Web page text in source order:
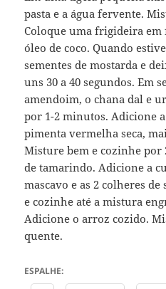
pasta e a água fervente.
Coloque uma frigideira
óleo de coco. Quando
sementes de mostarda e
uns 30 a 40 segundos. Em
amendoim, o chana dal e
por 1-2 minutos. Adicione
pimenta vermelha seca,
Misture bem e cozinhe por
de tamarindo. Adicione a
mascavo e as 2 colheres de
e cozinhe até a mistura
Adicione o arroz cozido.
quente.
ESPALHE: